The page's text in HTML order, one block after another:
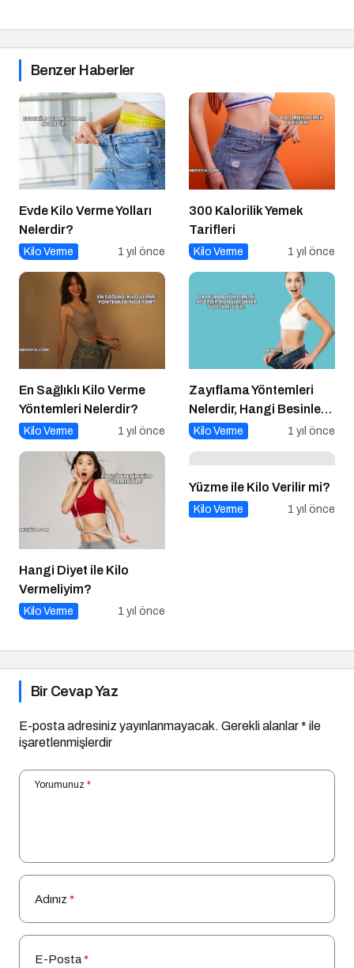
Benzer Haberler
Evde Kilo Verme Yolları
Nelerdir?
Kilo Verme 1 yıl önce
300 Kalorilik Yemek
Tarifleri
Kilo Verme 1 yıl önce
En Sağlıklı Kilo Verme
Yöntemleri Nelerdir?
Kilo Verme 1 yıl önce
Zayıflama Yöntemleri
Nelerdir, Hangi Besinler
Tüketilmelidir?
Kilo Verme 1 yıl önce
Hangi Diyet ile Kilo
Vermeliyim?
Kilo Verme 1 yıl önce
Yüzme ile Kilo Verilir mi?
Kilo Verme 1 yıl önce
Bir Cevap Yaz
E-posta adresiniz yayınlanmayacak. Gerekli alanlar* ile
işaretlenmişlerdir
Yorumunuz *
Adınız *
E-Posta*